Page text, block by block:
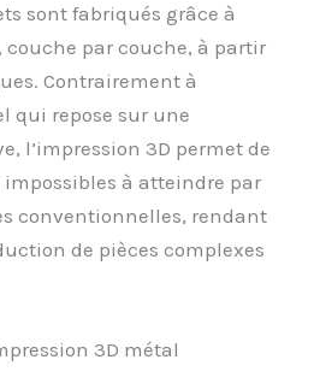
sont fabriqués grâce à
couche par couche, à partir
Contrairement à
qui repose sur une
l’impression 3D permet de
impossibles à atteindre par
conventionnelles, rendant
de pièces complexes
3D métal